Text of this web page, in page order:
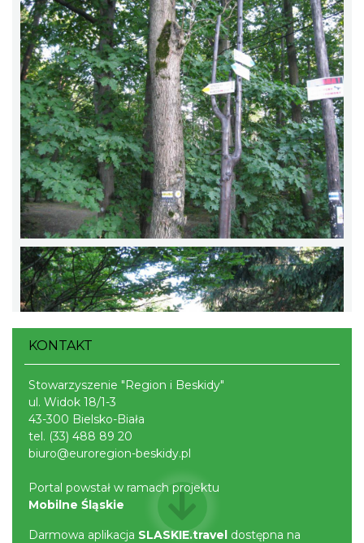
KONTAKT
Stowarzyszenie "Region i Beskidy"
ul. Widok 18/1-3
43-300 Bielsko-Biała
tel. (33) 488 89 20
biuro@euroregion-beskidy.pl
Portal powstał w ramach projektu
Mobilne Śląskie
Darmowa aplikacja SLASKIE.travel dostępna na